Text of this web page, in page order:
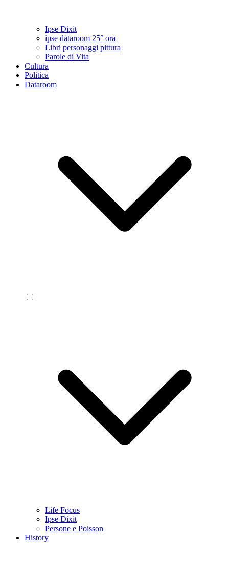
Ipse Dixit
ipse dataroom 25° ora
Libri personaggi pittura
Parole di Vita
Cultura
Politica
Dataroom
Life Focus
Ipse Dixit
Persone e Poisson
History